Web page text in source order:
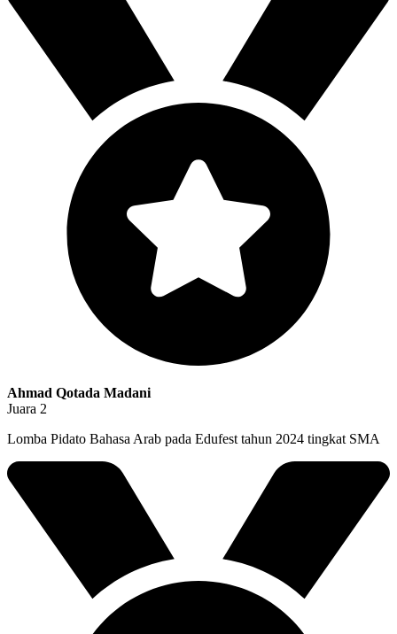
Ahmad Qotada Madani
Juara 2
Lomba Pidato Bahasa Arab pada Edufest tahun 2024 tingkat SMA